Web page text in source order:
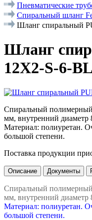
Пневматические
Спиральный шланг
Шланг спиральный
Шланг
12X2-S-6-BL
Спиральный
мм, внутренний диаметр
Материал: полиуретан.
большой степени.
Поставка продукции
Описание Документы
Спиральный
мм, внутренний диаметр
Материал: полиуретан.
большой степени.